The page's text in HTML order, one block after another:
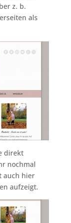
z. b.
als
direkt
nochmal
auch hier
aufzeigt.